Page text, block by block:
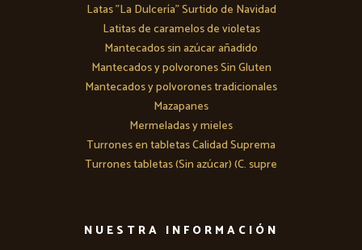
Latas "La Dulcería" Surtido de Navidad
Latitas de caramelos de violetas
Mantecados sin azúcar añadido
Mantecados y polvorones Sin Gluten
Mantecados y polvorones tradicionales
Mazapanes
Mermeladas y mieles
Turrones en tabletas Calidad Suprema
Turrones tabletas (Sin azúcar) (C. supre
NUESTRA INFORMACIÓN